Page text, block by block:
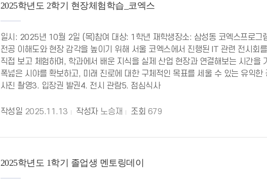
2025학년도 2학기 현장체험학습_코엑스
일시: 2025년 10월 2일 (목)참여 대상: 1학년 재학생장소: 삼성동 코엑스프로
전공 이해도와 현장 감각을 높이기 위해 서울 코엑스에서 진행된 IT 관련 전시회
직접 보고 체험하며, 학과에서 배운 지식을 실제 산업 현장과 연결해보는 시간을
폭넓은 시야를 확보하고, 미래 진로에 대한 구체적인 목표를 세울 수 있는 유익
사진 촬영3. 입장권 발권4. 전시 관람5. 점심식사
작성일 2025.11.13 작성자 노승재 조회 679
2025학년도 1학기 졸업생 멘토링데이